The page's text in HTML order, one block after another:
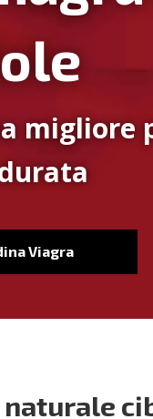
migliore
Viagra